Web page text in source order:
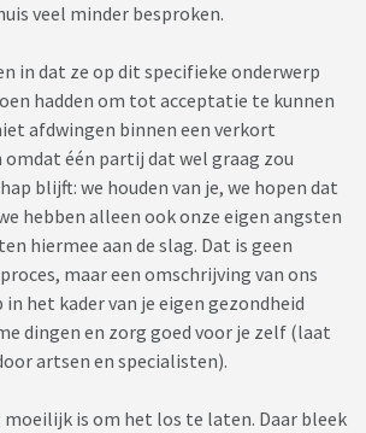
veel minder besproken.
in dat ze op dit specifieke onderwerp
hadden om tot acceptatie te kunnen
afdwingen binnen een verkort
één partij dat wel graag zou
blijft: we houden van je, we hopen dat
hebben alleen ook onze eigen angsten
hiermee aan de slag. Dat is geen
maar een omschrijving van ons
het kader van je eigen gezondheid
dingen en zorg goed voor je zelf (laat
artsen en specialisten).
is om het los te laten. Daar bleek